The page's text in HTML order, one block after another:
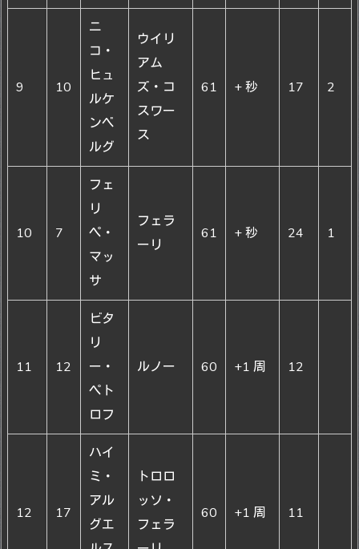
9 10
ニ
コ・
ヒュ
ルケ
ンベ
ルグ
ウイリ
アム
ズ・コ
スワー
ス
61 + 秒 17 2
10 7
フェ
リ
ペ・
マッ
サ
フェラ
ーリ
61 + 秒 24 1
11 12
ビタ
リ
ー・
ペト
ロフ
ルノー 60 +1 周 12
12 17
ハイ
ミ・
アル
グエ
トロロ
ッソ・
フェラ
60 +1 周 11